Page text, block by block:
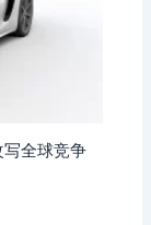
全球竞争